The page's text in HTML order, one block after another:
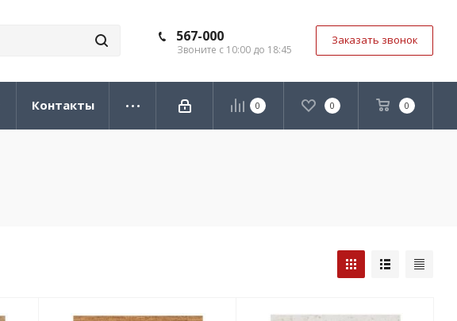
567-000
Звоните с 10:00 до 18:45
Заказать звонок
0 0 0
Контакты